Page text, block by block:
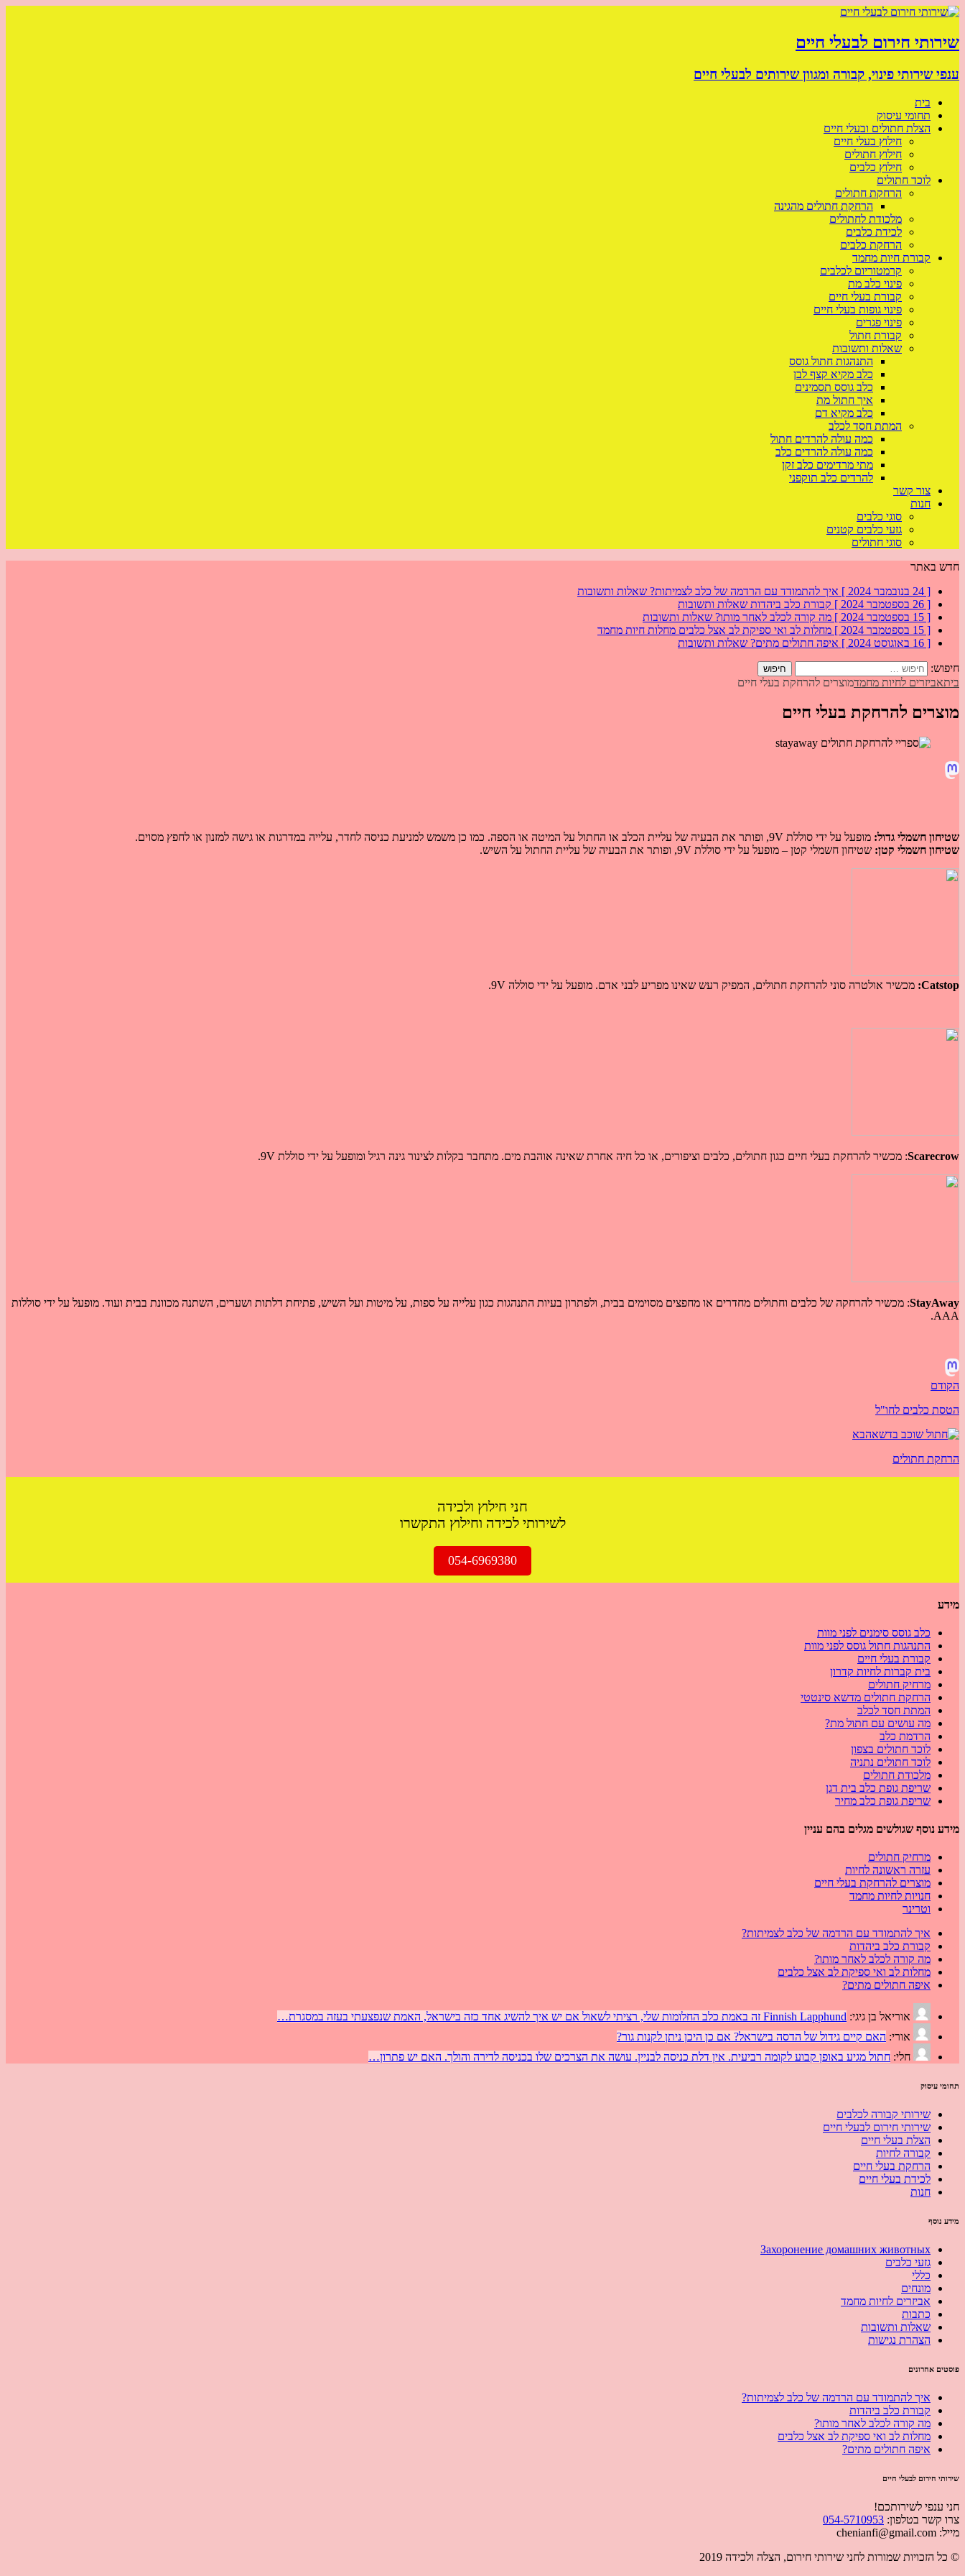
שירותי חירום לבעלי חיים
ענפי שירותי פינוי, קבורה ומגוון שירותים לבעלי חיים
בית
תחומי עיסוק
הצלת חתולים ובעלי חיים
חילוץ בעלי חיים
חילוץ חתולים
חילוץ כלבים
לוכד חתולים
הרחקת חתולים
הרחקת חתולים מהגינה
מלכודת לחתולים
לכידת כלבים
הרחקת כלבים
קבורת חיות מחמד
קרמטוריום לכלבים
פינוי כלב מת
קבורת בעלי חיים
פינוי גופות בעלי חיים
פינוי פגרים
קבורת חתול
שאלות ותשובות
התנהגות חתול גוסס
כלב מקיא קצף לבן
כלב גוסס תסמינים
איך חתול מת
כלב מקיא דם
המתת חסד לכלב
כמה עולה להרדים חתול
כמה עולה להרדים כלב
מתי מרדימים כלב זקן
להרדים כלב תוקפני
צור קשר
חנות
סוגי כלבים
גזעי כלבים קטנים
סוגי חתולים
חדש באתר
[ 24 בנובמבר 2024 ]
איך להתמודד עם הרדמה של כלב לצמיתות? שאלות ותשובות
[ 26 בספטמבר 2024 ]
קבורת כלב ביהדות שאלות ותשובות
[ 15 בספטמבר 2024 ]
מה קורה לכלב לאחר מותו? שאלות ותשובות
[ 15 בספטמבר 2024 ]
מחלות לב ואי ספיקת לב אצל כלבים מחלות חיות מחמד
[ 16 באוגוסט 2024 ]
איפה חתולים מתים? שאלות ותשובות
חיפוש:
ביתאביזרים לחיות מחמדמוצרים להרחקת בעלי חיים
מוצרים להרחקת בעלי חיים
שטיחון חשמלי גדול: מופעל על ידי סוללת 9V, ופותר את הבעיה של עליית הכלב או החתול על המיטה או הספה. כמו כן משמש למניעת כניסה לחדר, עלייה במדרגות או גישה למזנון או לחפץ מסוים.
שטיחון חשמלי קטן: שטיחון חשמלי קטן – מופעל על ידי סוללת 9V, ופותר את הבעיה של עליית החתול על השיש.
Catstop: מכשיר אולטרה סוני להרחקת חתולים, המפיק רעש שאינו מפריע לבני אדם. מופעל על ידי סוללה 9V.
Scarecrow: מכשיר להרחקת בעלי חיים כגון חתולים, כלבים וציפורים, או כל חיה אחרת שאינה אוהבת מים. מתחבר בקלות לצינור גינה רגיל ומופעל על ידי סוללת 9V.
StayAway: מכשיר להרחקה של כלבים וחתולים מחדרים או מחפצים מסוימים בבית, ולפתרון בעיות התנהגות כגון עלייה על ספות, על מיטות ועל השיש, פתיחת דלתות ושערים, השתנה מכוונת בבית ועוד. מופעל על ידי סוללות
AAA.
הקודם
הטסת כלבים לחו"ל
הבא
הרחקת חתולים
חני חילוץ ולכידה
לשירותי לכידה וחילוץ התקשרו
054-6969380
מידע
כלב גוסס סימנים לפני מוות
התנהגות חתול גוסס לפני מוות
קבורת בעלי חיים
בית קברות לחיות קדרון
מרחיק חתולים
הרחקת חתולים מדשא סינטטי
המתת חסד לכלב
מה עושים עם חתול מת?
הרדמת כלב
לוכד חתולים בצפון
לוכד חתולים נתניה
מלכודת חתולים
שריפת גופת כלב בית דגן
שריפת גופת כלב מחיר
מידע נוסף שגולשים מגלים בהם עניין
מרחיק חתולים
עזרה ראשונה לחיות
מוצרים להרחקת בעלי חיים
חנויות לחיות מחמד
וטרינר
איך להתמודד עם הרדמה של כלב לצמיתות?
קבורת כלב ביהדות
מה קורה לכלב לאחר מותו?
מחלות לב ואי ספיקת לב אצל כלבים
איפה חתולים מתים?
אוריאל בן גיגי: Finnish Lapphund זה באמת כלב החלומות שלי, רציתי לשאול אם יש איך להשיג אחד כזה בישראל, האמת שנפצעתי בעזה במסגרת…
אורי: האם קיים גידול של הדסה בישראל? אם כן היכן ניתן לקנות גור?
חלי: חתול מגיע באופן קבוע לקומה רביעית. אין דלת כניסה לבניין. עושה את הצרכים שלו בכניסה לדירה והולך. האם יש פתרון…
תחומי עיסוק
שירותי קבורה לכלבים
שירותי חירום לבעלי חיים
הצלת בעלי חיים
קבורה לחיות
הרחקת בעלי חיים
לכידת בעלי חיים
חנות
מידע נוסף
Захоронение домашних животных
גזעי כלבים
כללי
מונחים
אביזרים לחיות מחמד
כתבות
שאלות ותשובות
הצהרת נגישות
פוסטים אחרונים
איך להתמודד עם הרדמה של כלב לצמיתות?
קבורת כלב ביהדות
מה קורה לכלב לאחר מותו?
מחלות לב ואי ספיקת לב אצל כלבים
איפה חתולים מתים?
שירותי חירום לבעלי חיים
חני ענפי לשירותכם!
צרו קשר בטלפון: 054-5710953
מייל: chenianfi@gmail.com
© כל הזכויות שמורות לחני שירותי חירום, הצלה ולכידה 2019